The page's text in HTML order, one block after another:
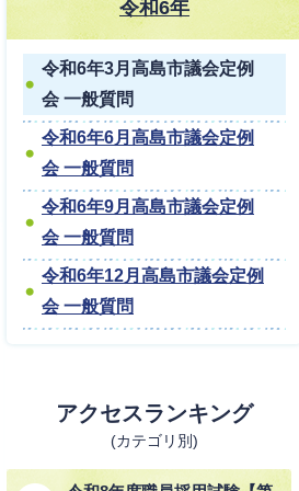
令和6年
令和6年3月高島市議会定例
会 一般質問
令和6年6月高島市議会定例
会 一般質問
令和6年9月高島市議会定例
会 一般質問
令和6年12月高島市議会定例
会 一般質問
アクセスランキング
(カテゴリ別)